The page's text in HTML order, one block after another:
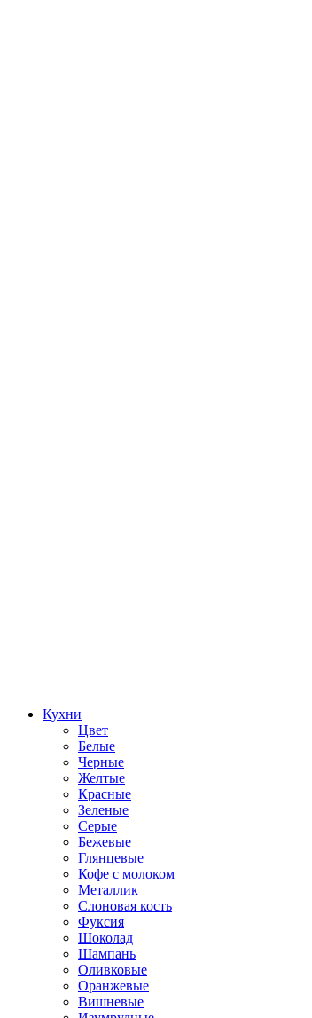
Кухни
Цвет
Белые
Черные
Желтые
Красные
Зеленые
Серые
Бежевые
Глянцевые
Кофе с молоком
Металлик
Слоновая кость
Фуксия
Шоколад
Шампань
Оливковые
Оранжевые
Вишневые